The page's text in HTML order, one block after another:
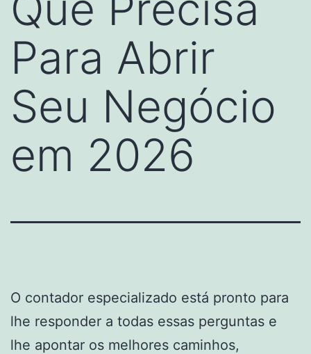
Para Abrir
Seu Negócio
em 2026
O contador especializado está pronto para
lhe responder a todas essas perguntas e
lhe apontar os melhores caminhos,